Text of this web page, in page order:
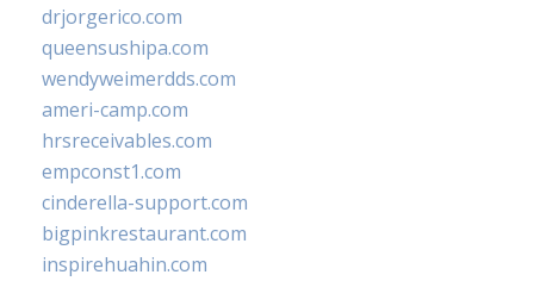
drjorgerico.com
queensushipa.com
wendyweimerdds.com
ameri-camp.com
hrsreceivables.com
empconst1.com
cinderella-support.com
bigpinkrestaurant.com
inspirehuahin.com